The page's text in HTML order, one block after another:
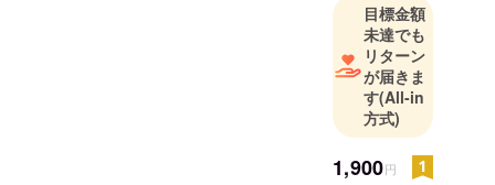
目標金額
未達でも
リターン
が届きま
す(All-in
方式)
1,900円